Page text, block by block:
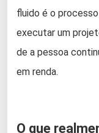
fluido é o
executar um
de a pessoa
em renda.
O que